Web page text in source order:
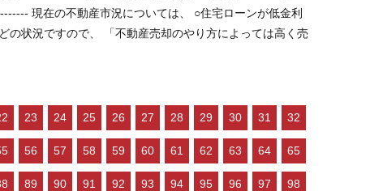
23 24 25 26 27 28 29 30 31 32
56 57 58 59 60 61 62 63 64 65
89 90 91 92 93 94 95 96 97 98